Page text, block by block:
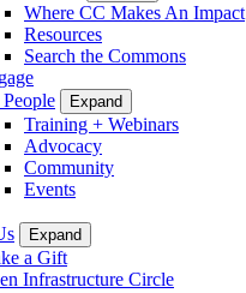
Where CC Makes An Impact
Resources
Search the Commons
People
Expand
Training + Webinars
Advocacy
Community
Events
Expand
a Gift
Infrastructure Circle